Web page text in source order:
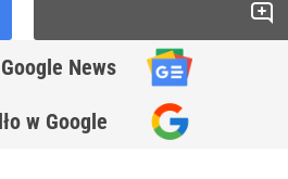
Google News
w Google